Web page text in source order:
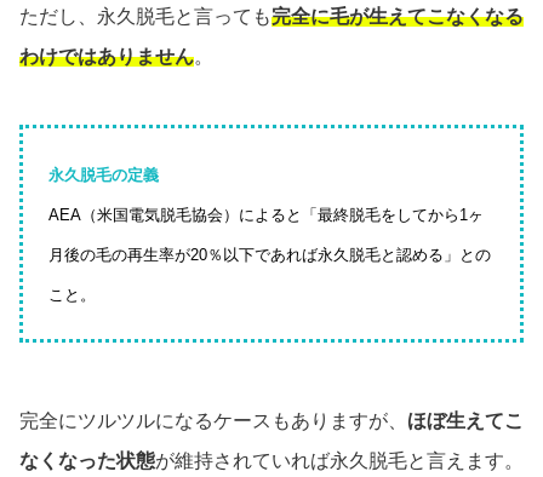
ただし、永久脱毛と言っても完全に毛が生えてこなくなる
わけではありません。
永久脱毛の定義
AEA（米国電気脱毛協会）によると「最終脱毛をしてから1ヶ
月後の毛の再生率が20％以下であれば永久脱毛と認める」との
こと。
完全にツルツルになるケースもありますが、 ほぼ生えてこ
なくなった状態が維持されていれば永久脱毛と言えます。